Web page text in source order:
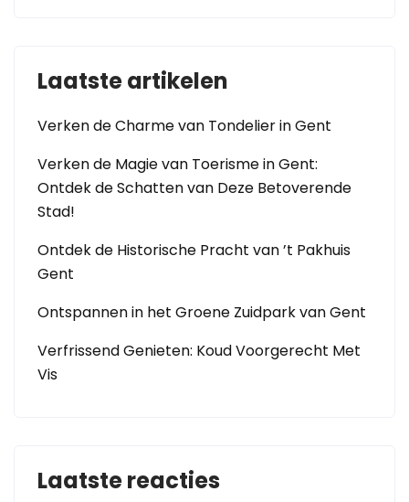
Laatste artikelen
Verken de Charme van Tondelier in Gent
Verken de Magie van Toerisme in Gent:
Ontdek de Schatten van Deze Betoverende
Stad!
Ontdek de Historische Pracht van ’t Pakhuis
Gent
Ontspannen in het Groene Zuidpark van Gent
Verfrissend Genieten: Koud Voorgerecht Met
Vis
Laatste reacties